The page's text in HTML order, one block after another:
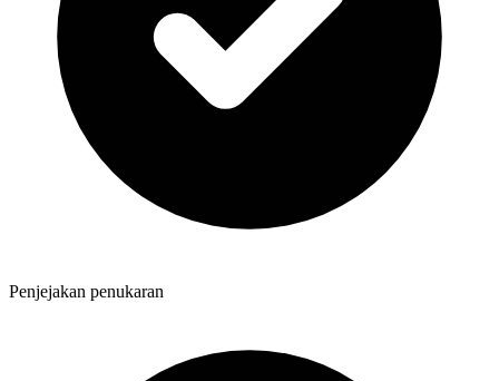
Penjejakan penukaran